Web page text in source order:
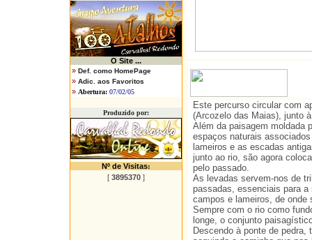
O Site ...
» Def. como HomePage
» Adic. aos Favoritos
» Abertura: 07/02/05
Produzido por:
Nº de Visitas:
[ 3895370 ]
Este percurso circular com
(Arcozelo das Maias), junto
Além da paisagem moldada
espaços naturais
lameiros e as escadas
junto ao rio, são agora
pelo passado.
As levadas servem-nos de
passadas, essenciais para
campos e lameiros, de
Sempre com o rio como
longe, o conjunto
Descendo à ponte de